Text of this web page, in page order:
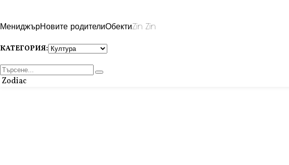
МениджърНовите родителиОбектиZin Zin
КАТЕГОРИЯ:
Zodiac